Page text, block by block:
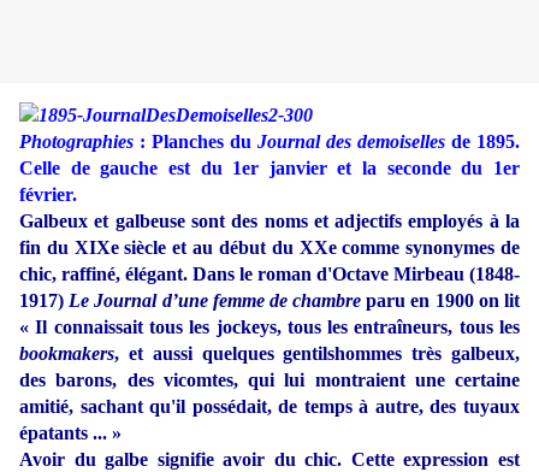
Photographies : Planches du Journal des demoiselles de 1895.
Celle de gauche est du 1er janvier et la seconde du 1er
février.
Galbeux et galbeuse sont des noms et adjectifs employés à la
fin du XIXe siècle et au début du XXe comme synonymes de
chic, raffiné, élégant. Dans le roman d'Octave Mirbeau (1848-
1917) Le Journal d’une femme de chambre paru en 1900 on lit
« Il connaissait tous les jockeys, tous les entraîneurs, tous les
bookmakers, et aussi quelques gentilshommes très galbeux,
des barons, des vicomtes, qui lui montraient une certaine
amitié, sachant qu'il possédait, de temps à autre, des tuyaux
épatants ... »
Avoir du galbe signifie avoir du chic. Cette expression est